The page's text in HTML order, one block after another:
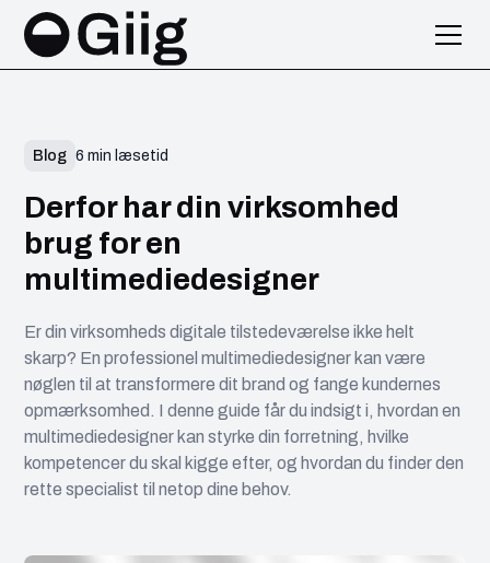
Blog 6 min læsetid
Derfor har din virksomhed
brug for en
multimediedesigner
Er din virksomheds digitale tilstedeværelse ikke helt
skarp? En professionel multimediedesigner kan være
nøglen til at transformere dit brand og fange kundernes
opmærksomhed. I denne guide får du indsigt i, hvordan en
multimediedesigner kan styrke din forretning, hvilke
kompetencer du skal kigge efter, og hvordan du finder den
rette specialist til netop dine behov.